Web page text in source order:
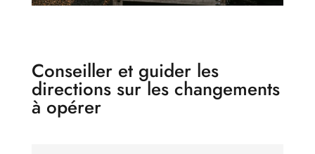
Conseiller et guider les
directions sur les changements
à opérer